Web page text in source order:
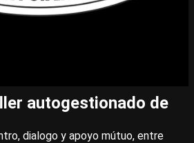
autogestionado de
dialogo y apoyo mútuo, entre